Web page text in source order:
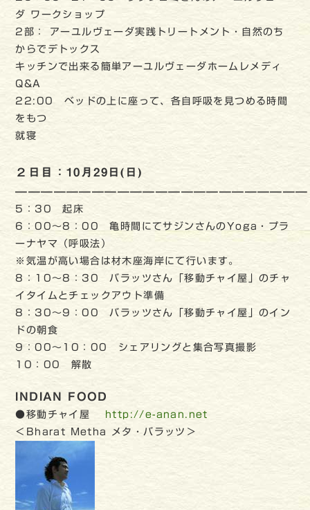
ダ ワークショップ
2部： アーユルヴェーダ実践トリートメント・自然のち
からでデトックス
キッチンで出来る簡単アーユルヴェーダホームレメディ
Q&A
22:00 ベッドの上に座って、各自呼吸を見つめる時間
をもつ
就寝
２日目：10月29日(日)
———————————————————————
5：30 起床
6：00～8：00 亀時間にてサジンさんのYoga・プラ
ーナヤマ（呼吸法）
※気温が高い場合は材木座海岸にて行います。
8：10～8：30 バラッツさん「移動チャイ屋」のチャ
イタイムとチェックアウト準備
8：30～9：00 バラッツさん「移動チャイ屋」のイン
ドの朝食
9：00～10：00 シェアリングと集合写真撮影
10：00 解散
INDIAN FOOD
●移動チャイ屋
http://e-anan.net
＜Bharat Metha メタ・バラッツ＞